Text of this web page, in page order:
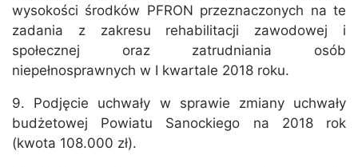
wysokości środków PFRON przeznaczonych na te
zadania z zakresu rehabilitacji zawodowej i
społecznej oraz zatrudniania osób
niepełnosprawnych w I kwartale 2018 roku.
9. Podjęcie uchwały w sprawie zmiany uchwały
budżetowej Powiatu Sanockiego na 2018 rok
(kwota 108.000 zł).